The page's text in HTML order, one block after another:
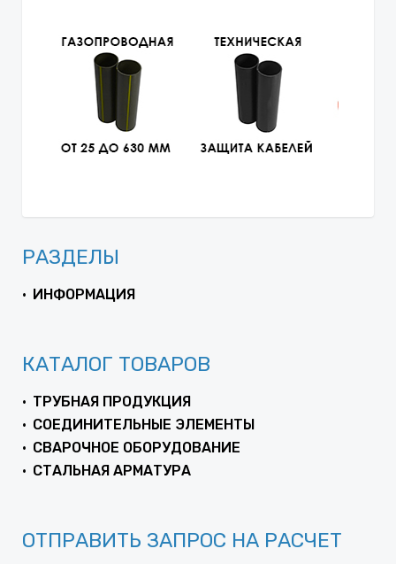
РАЗДЕЛЫ
ИНФОРМАЦИЯ
КАТАЛОГ ТОВАРОВ
ТРУБНАЯ ПРОДУКЦИЯ
СОЕДИНИТЕЛЬНЫЕ ЭЛЕМЕНТЫ
СВАРОЧНОЕ ОБОРУДОВАНИЕ
СТАЛЬНАЯ АРМАТУРА
ОТПРАВИТЬ ЗАПРОС НА РАСЧЕТ